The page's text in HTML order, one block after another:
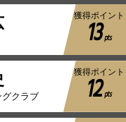
獲得ポイント
13pts
クラブ
獲得ポイント
12pts